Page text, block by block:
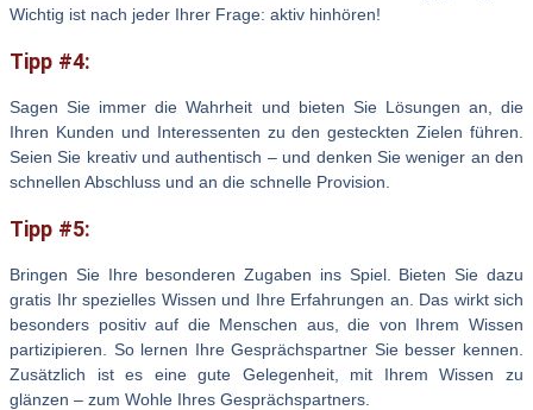
Wichtig ist nach jeder Ihrer Frage: aktiv hinhören!
Tipp #4:
Sagen Sie immer die Wahrheit und bieten Sie Lösungen an, die
Ihren Kunden und Interessenten zu den gesteckten Zielen führen.
Seien Sie kreativ und authentisch – und denken Sie weniger an den
schnellen Abschluss und an die schnelle Provision.
Tipp #5:
Bringen Sie Ihre besonderen Zugaben ins Spiel. Bieten Sie dazu
gratis Ihr spezielles Wissen und Ihre Erfahrungen an. Das wirkt sich
besonders positiv auf die Menschen aus, die von Ihrem Wissen
partizipieren. So lernen Ihre Gesprächspartner Sie besser kennen.
Zusätzlich ist es eine gute Gelegenheit, mit Ihrem Wissen zu
glänzen – zum Wohle Ihres Gesprächspartners.